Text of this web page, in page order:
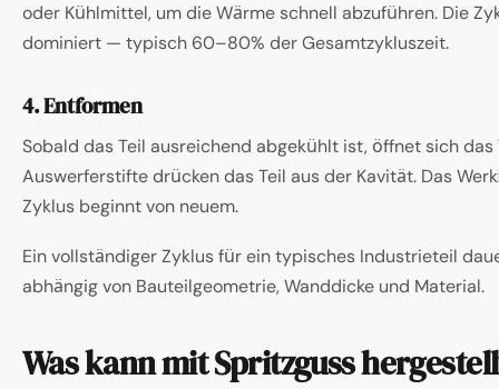
oder Kühlmittel, um die Wärme schnell abzuführen. Die
dominiert — typisch 60–80% der Gesamtzykluszeit.
4. Entformen
Sobald das Teil ausreichend abgekühlt ist, öffnet sich das
Auswerferstifte drücken das Teil aus der Kavität. Das
Zyklus beginnt von neuem.
Ein vollständiger Zyklus für ein typisches Industrieteil
abhängig von Bauteilgeometrie, Wanddicke und Material.
Was kann mit Spritzguss